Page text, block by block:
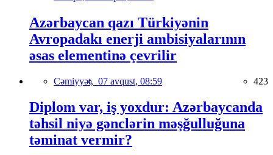
Azərbaycan qazı Türkiyənin
Avropadakı enerji ambisiyalarının
əsas elementinə çevrilir
Cəmiyyət, 07 avqust, 08:59 423
Diplom var, iş yoxdur: Azərbaycanda
təhsil niyə gənclərin məşğulluğuna
təminat vermir?